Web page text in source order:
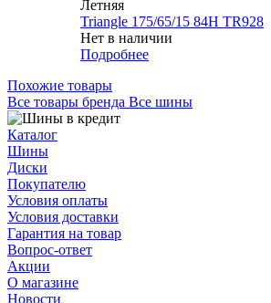
Летняя
Triangle 175/65/15 84H TR928
Нет в наличии
Подробнее
Похожие товары
Все товары бренда Все шины
Каталог
Шины
Диски
Покупателю
Условия оплаты
Условия доставки
Гарантия на товар
Вопрос-ответ
Акции
О магазине
Новости